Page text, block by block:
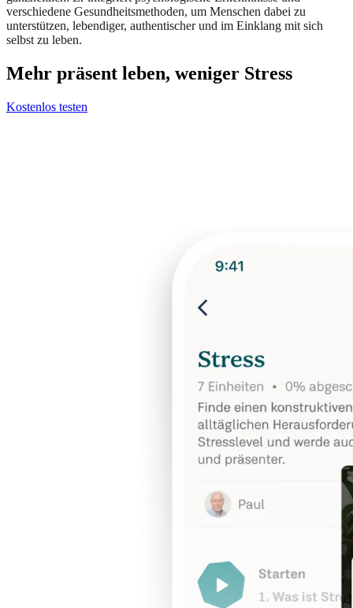
verschiedene Gesundheitsmethoden, um Menschen dabei zu
unterstützen, lebendiger, authentischer und im Einklang mit sich
selbst zu leben.
Mehr präsent leben, weniger Stress
Kostenlos testen